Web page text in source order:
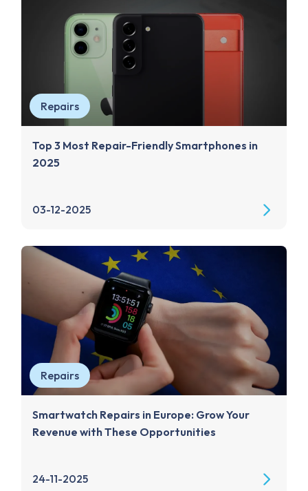
Repairs
Top 3 Most Repair-Friendly Smartphones in
2025
03-12-2025
Repairs
Smartwatch Repairs in Europe: Grow Your
Revenue with These Opportunities
24-11-2025